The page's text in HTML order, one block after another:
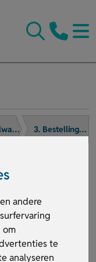
andere
om
te
analyseren
2. Winkelwagen 3. Bestelling afronden